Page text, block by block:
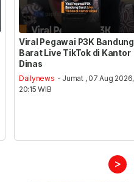
Viral Pegawai P3K Bandung
Barat Live TikTok di Kantor
Dinas
Dailynews - Jumat , 07 Aug 2026,
20:15 WIB
>